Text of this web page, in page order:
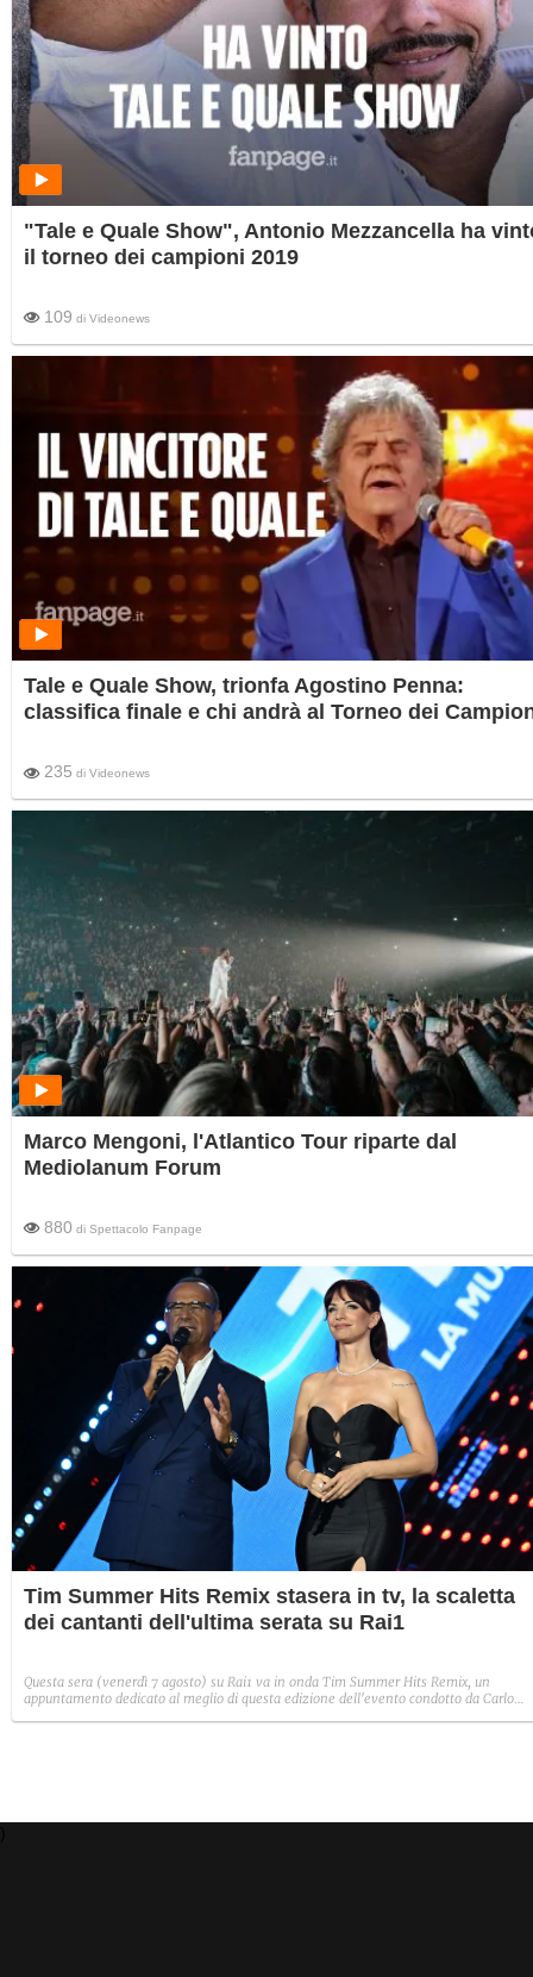
"Tale e Quale Show", Antonio Mezzancella ha
il torneo dei campioni 2019
109 di Videonews
Tale e Quale Show, trionfa Agostino Penna:
classifica finale e chi andrà al Torneo dei
235 di Videonews
Marco Mengoni, l'Atlantico Tour riparte dal
Mediolanum Forum
880 di Spettacolo Fanpage
Tim Summer Hits Remix stasera in tv, la scaletta
dei cantanti dell'ultima serata su Rai1
Questa sera (venerdì 7 agosto) su Rai1 va in onda Tim Summer Hits Remix, un
appuntamento dedicato al meglio di questa edizione dell'evento condotto da Carlo